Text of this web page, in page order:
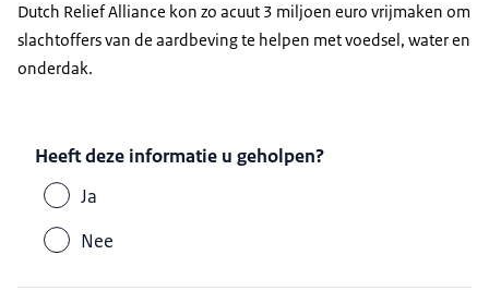
Dutch Relief Alliance kon zo acuut 3 miljoen euro vrijmaken om
slachtoffers van de aardbeving te helpen met voedsel, water en
onderdak.
Heeft deze informatie u geholpen?
Ja
Nee